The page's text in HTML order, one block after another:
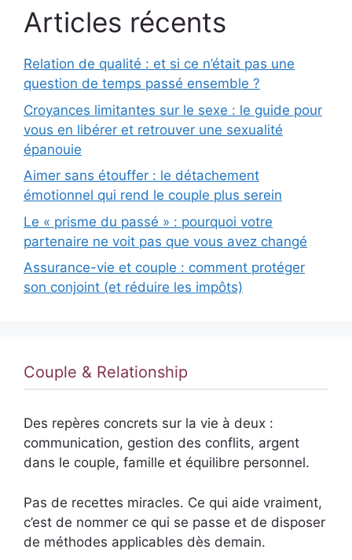
Articles récents
Relation de qualité : et si ce n’était pas une
question de temps passé ensemble ?
Croyances limitantes sur le sexe : le guide pour
vous en libérer et retrouver une sexualité
épanouie
Aimer sans étouffer : le détachement
émotionnel qui rend le couple plus serein
Le « prisme du passé » : pourquoi votre
partenaire ne voit pas que vous avez changé
Assurance-vie et couple : comment protéger
son conjoint (et réduire les impôts)
Couple & Relationship
Des repères concrets sur la vie à deux :
communication, gestion des conflits, argent
dans le couple, famille et équilibre personnel.
Pas de recettes miracles. Ce qui aide vraiment,
c’est de nommer ce qui se passe et de disposer
de méthodes applicables dès demain.